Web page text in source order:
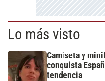
Lo más visto
Camiseta y
conquista
tendencia